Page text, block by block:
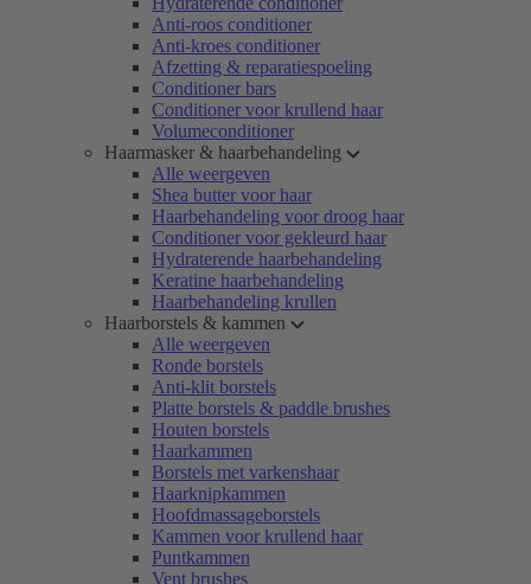
Anti-roos conditioner
Anti-kroes conditioner
Afzetting & reparatiespoeling
Conditioner bars
Conditioner voor krullend haar
Volumeconditioner
Haarmasker & haarbehandeling
Alle weergeven
Shea butter voor haar
Haarbehandeling voor droog haar
Conditioner voor gekleurd haar
Hydraterende haarbehandeling
Keratine haarbehandeling
Haarbehandeling krullen
Haarborstels & kammen
Alle weergeven
Ronde borstels
Anti-klit borstels
Platte borstels & paddle brushes
Houten borstels
Haarkammen
Borstels met varkenshaar
Haarknipkammen
Hoofdmassageborstels
Kammen voor krullend haar
Puntkammen
Vent brushes